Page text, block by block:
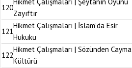
120
Zayıftır
121
Hikmet Çalışmaları | İslam’da Esir
Hukuku
122
Hikmet Çalışmaları | Sözünden Cayma
Kültürü